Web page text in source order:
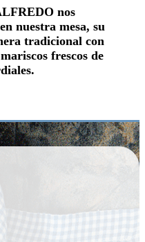
nos
nuestra mesa, su
tradicional con
frescos de